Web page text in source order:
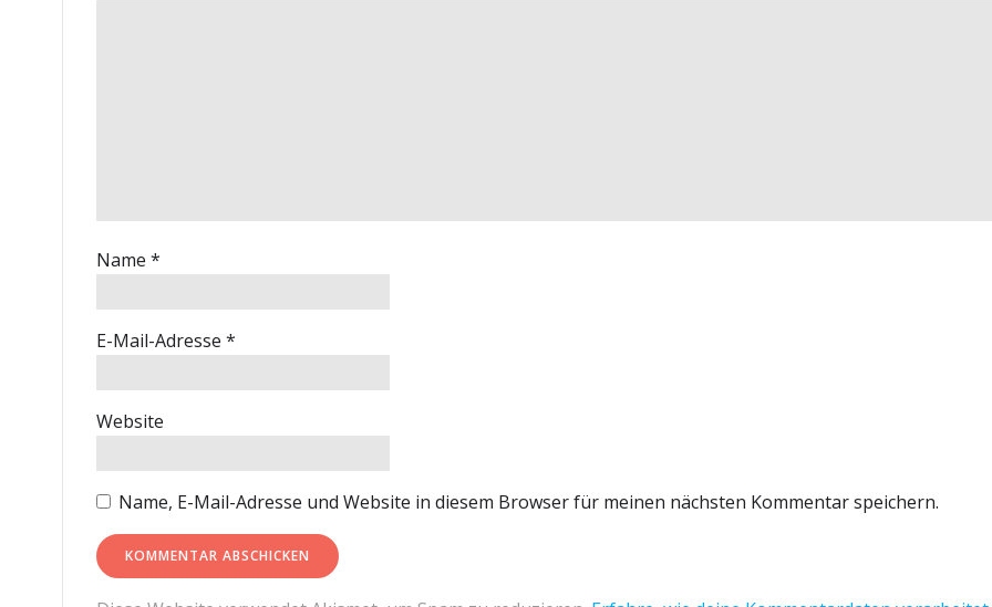
Name *
E-Mail-Adresse *
Website
Name, E-Mail-Adresse und Website in diesem Browser für meinen nächsten Kommentar speichern.